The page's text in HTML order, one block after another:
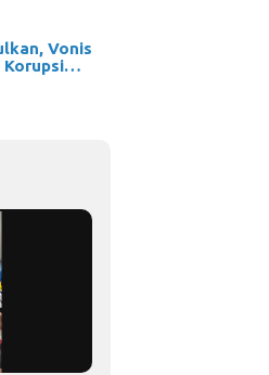
Vonis
Korupsi…